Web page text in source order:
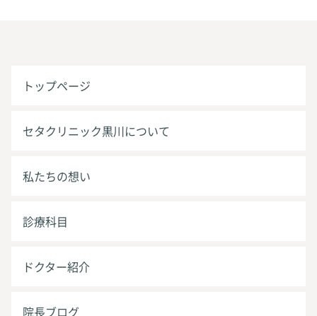
トップページ
セタクリニック黒川について
私たちの想い
診療科目
ドクター紹介
院長ブログ